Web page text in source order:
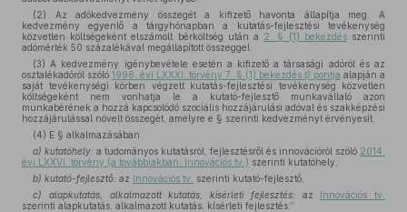
(2) Az adókedvezmény összegét a kifizető havonta állapítja meg. A
kedvezmény egyenlő a tárgyhónapban a kutatás-fejlesztési tevékenység
közvetlen költségeként elszámolt bérköltség után a 2. § (1) bekezdésszerinti
adómérték 50 százalékával megállapított összeggel.
(3) A kedvezmény igénybevétele esetén a kifizető a társasági adóról és az
osztalékadóról szóló1996. évi LXXXI. törvény 7. § (1) bekezdés t) pontja alapján a
saját tevékenységi körben végzett kutatás-fejlesztési tevékenység közvetlen
költségeként nem vonhatja le a kutató-fejlesztő munkavállaló azon
munkabérének a hozzá kapcsolódó szociális hozzájárulási adóval és szakképzési
hozzájárulással növelt összegét, amelyre e § szerinti kedvezményt érvényesít.
(4) E § alkalmazásában
a) kutatóhely: a tudományos kutatásról, fejlesztésről és innovációról szóló 2014.
évi LXXVI. törvény (a továbbiakban: Innovációs tv.) szerinti kutatóhely,
b) kutató-fejlesztő: az Innovációs tv.
szerinti kutató-fejlesztő,
c)
alapkutatás, alkalmazott kutatás, kísérleti fejlesztés: az Innovációs tv.
szerinti alapkutatás, alkalmazott kutatás, kísérleti fejlesztés.”